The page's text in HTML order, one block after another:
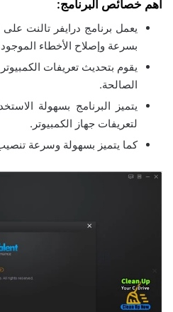
أهم خصائص البرنامج:
يعمل برنامج درايفر تالنت على
بسرعة وإصلاح الأخطاء
يقوم بتحديث تعريفات
الصالحة.
يتميز البرنامج بسهولة
لتعريفات جهاز الكمبيوتر.
كما يتميز بسهولة وسرعة تنصيب